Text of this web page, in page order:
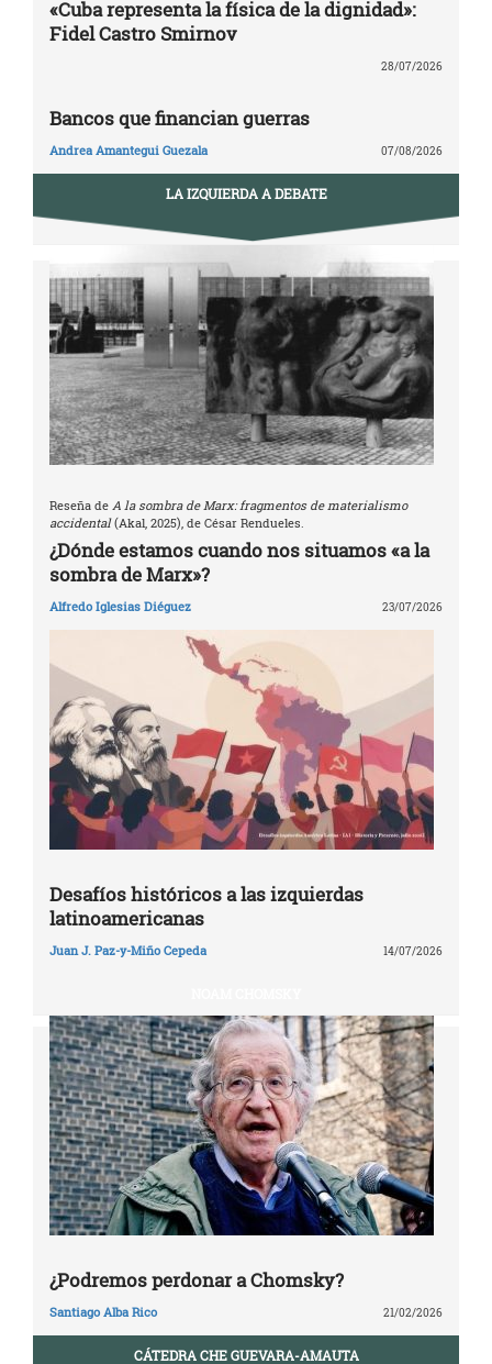
«Cuba representa la física de la dignidad»:
Fidel Castro Smirnov
28/07/2026
Bancos que financian guerras
Andrea Amantegui Guezala 07/08/2026
LA IZQUIERDA A DEBATE
Reseña de A la sombra de Marx: fragmentos de materialismo
accidental(Akal, 2025), de César Rendueles.
¿Dónde estamos cuando nos situamos «a la
sombra de Marx»?
Alfredo Iglesias Diéguez 23/07/2026
Desafíos históricos a las izquierdas
latinoamericanas
Juan J. Paz-y-Miño Cepeda 14/07/2026
¿Podremos perdonar a Chomsky?
Santiago Alba Rico 21/02/2026
CÁTEDRA CHE GUEVARA-AMAUTA